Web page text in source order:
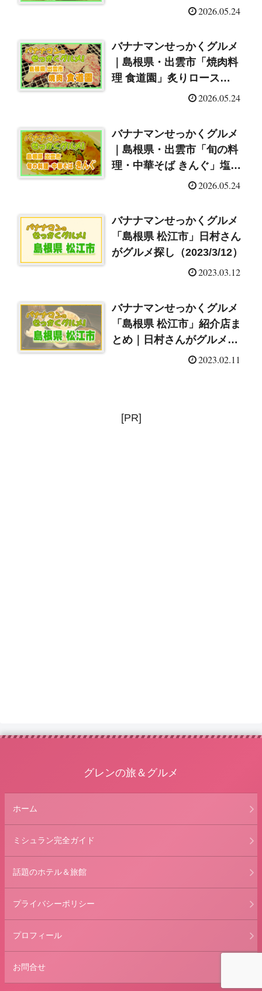
鍋（2026/5/24）
2026.05.24
バナナマンせっかくグルメ
｜島根県・出雲市「焼肉料
理 食道園」炙りロース
2026.05.24
バナナマンせっかくグルメ
｜島根県・出雲市「旬の料
理・中華そば きんぐ」塩や
2026.05.24
バナナマンせっかくグルメ
「島根県 松江市」日村さん
がグルメ探し（2023/3/12）
2023.03.12
バナナマンせっかくグルメ
「島根県 松江市」紹介店ま
とめ｜日村さんがグルメ探
し（2023/2/12）
2023.02.11
[PR]
グレンの旅＆グルメ
ホーム
ミシュラン完全ガイド
話題のホテル＆旅館
プライバシーポリシー
プロフィール
お問合せ